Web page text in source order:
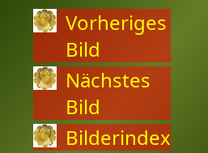
Vorheriges
Bild
Nächstes
Bild
Bilderindex